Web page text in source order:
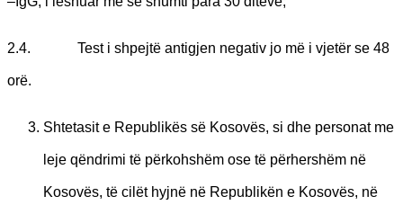
2.4. Test i shpejtë antigjen negativ jo më i vjetër se 48
orë.
Shtetasit e Republikës së Kosovës, si dhe personat me
leje qëndrimi të përkohshëm ose të përhershëm në
Kosovës, të cilët hyjnë në Republikën e Kosovës, në